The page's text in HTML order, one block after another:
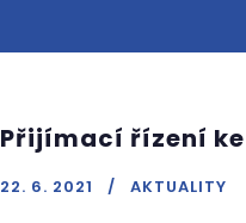
Přijímací řízení
22. 6. 2021 AKTUALITY